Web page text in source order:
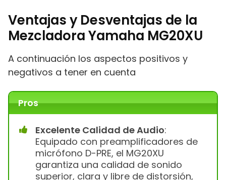
Ventajas y Desventajas de la
Mezcladora Yamaha MG20XU
A continuación los aspectos positivos y
negativos a tener en cuenta
Pros
Excelente Calidad de Audio:
Equipado con preamplificadores de
micrófono D-PRE, el MG20XU
garantiza una calidad de sonido
superior, clara y libre de distorsión,